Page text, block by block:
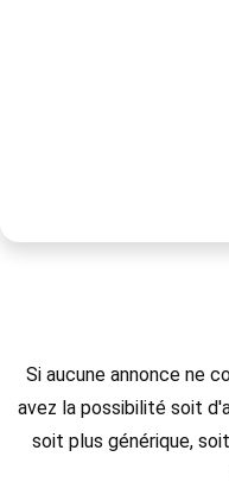
Si aucune annonce ne
avez la possibilité soit
soit plus générique,